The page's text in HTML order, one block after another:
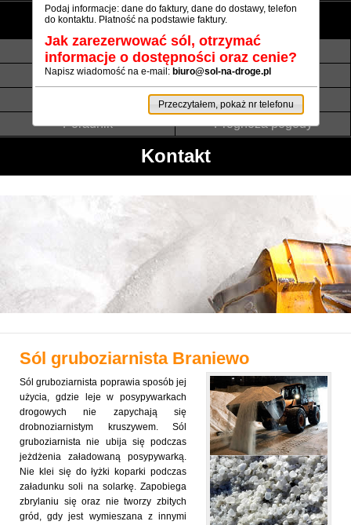
Informacje
Transport luzem
Termin realizacji
Płatność
Atesty i referencje
Poradnik
Prognoza pogody
Kontakt
Sól gruboziarnista Braniewo
Sól gruboziarnista poprawia sposób jej
użycia, gdzie leje w posypywarkach
drogowych nie zapychają się
drobnoziarnistym kruszywem. Sól
gruboziarnista nie ubija się podczas
jeżdżenia załadowaną posypywarką.
Nie klei się do łyżki koparki podczas
załadunku soli na solarkę. Zapobiega
zbrylaniu się oraz nie tworzy zbitych
gród, gdy jest wymieszana z innymi
Podaj informacje: dane do faktury, dane do dostawy, telefon
do kontaktu. Płatność na podstawie faktury.
Jak zarezerwować sól, otrzymać
informacje o dostępności oraz cenie?
Napisz wiadomość na e-mail: biuro@sol-na-droge.pl
Przeczytałem, pokaż nr telefonu